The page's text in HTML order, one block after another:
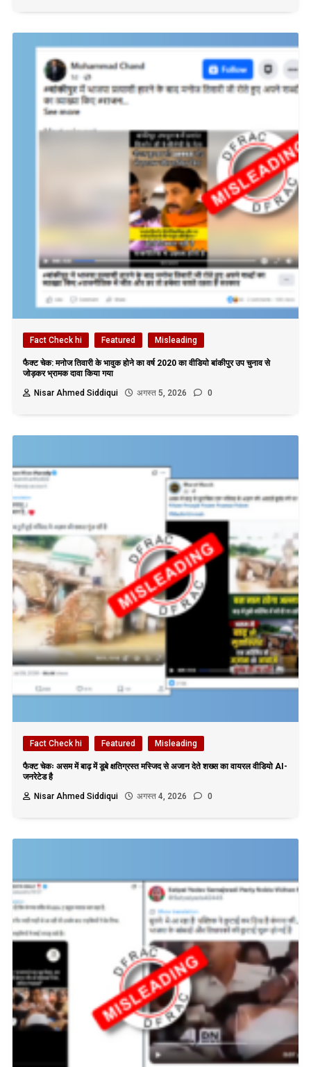
Fact Check hi Featured Misleading
फैक्ट चेक: मनोज तिवारी के भावुक होने का वर्ष 2020 का वीडियो बांकीपुर उप चुनाव से
जोड़कर भ्रामक दावा किया गया
Nisar Ahmed Siddiqui
अगस्त 5, 2026 0
Fact Check hi Featured Misleading
फैक्ट चेकः असम में बाढ़ में डूबे क्षतिग्रस्त मस्जिद से अजान देते शख्स का वायरल वीडियो AI-
जनरेटेड है
Nisar Ahmed Siddiqui
अगस्त 4, 2026 0